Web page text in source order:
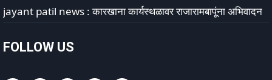
jayant patil news : कारखाना कार्यस्थळावर राजारामबापूंना अभिवादन
FOLLOW US